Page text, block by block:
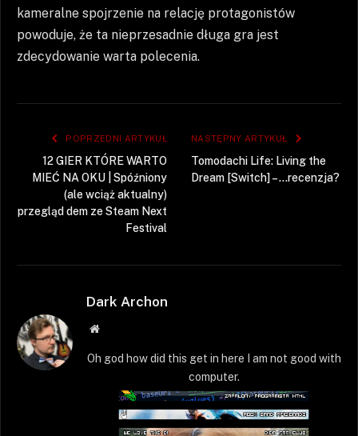
kameralne spojrzenie na relację protagonistów
powoduje, że ta nieprzesadnie długa gra jest
zdecydowanie warta polecenia.
POPRZEDNI ARTYKUŁ
12 GIER KTÓRE WARTO
MIEĆ NA OKU | Spóźniony
(ale wciąż aktualny)
przegląd dem ze Steam Next
Festival
NASTĘPNY ARTYKUŁ
Tomodachi Life: Living the
Dream [Switch] – …recenzja?
Dark Archon
Strona
Oh god how did this get in here I am not good with
computer.